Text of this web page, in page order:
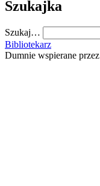
Szukajka
Szukaj…
Bibliotekarz
Dumnie wspierane przez